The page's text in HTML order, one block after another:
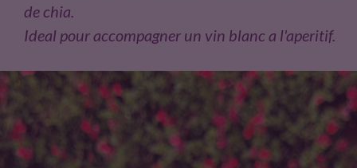
r
o
de chia.
Ideal pour accompagner un vin blanc a l'aperitif.